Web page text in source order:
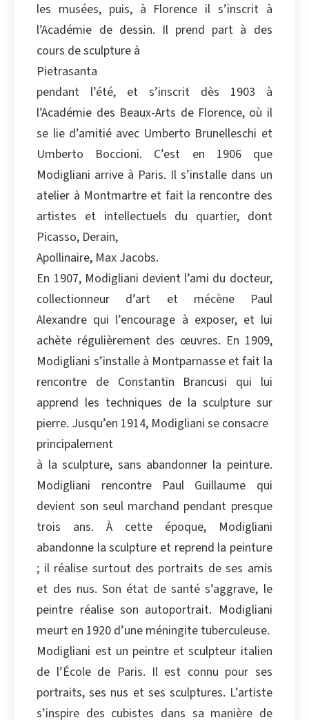
les musées, puis, à Florence il s’inscrit à
l’Académie de dessin. Il prend part à des
cours de sculpture à
Pietrasanta
pendant l’été, et s’inscrit dès 1903 à
l’Académie des Beaux-Arts de Florence, où il
se lie d’amitié avec Umberto Brunelleschi et
Umberto Boccioni. C’est en 1906 que
Modigliani arrive à Paris. Il s’installe dans un
atelier à Montmartre et fait la rencontre des
artistes et intellectuels du quartier, dont
Picasso, Derain,
Apollinaire, Max Jacobs.
En 1907, Modigliani devient l’ami du docteur,
collectionneur d’art et mécène Paul
Alexandre qui l’encourage à exposer, et lui
achète régulièrement des œuvres. En 1909,
Modigliani s’installe à Montparnasse et fait la
rencontre de Constantin Brancusi qui lui
apprend les techniques de la sculpture sur
pierre. Jusqu’en 1914, Modigliani se consacre
principalement
à la sculpture, sans abandonner la peinture.
Modigliani rencontre Paul Guillaume qui
devient son seul marchand pendant presque
trois ans. À cette époque, Modigliani
abandonne la sculpture et reprend la peinture
; il réalise surtout des portraits de ses amis
et des nus. Son état de santé s’aggrave, le
peintre réalise son autoportrait. Modigliani
meurt en 1920 d’une méningite tuberculeuse.
Modigliani est un peintre et sculpteur italien
de l’École de Paris. Il est connu pour ses
portraits, ses nus et ses sculptures. L’artiste
s’inspire des cubistes dans sa manière de